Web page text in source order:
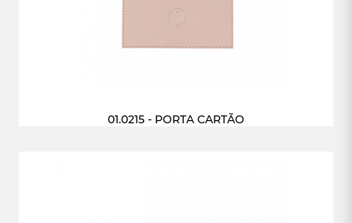
01.0215 - PORTA CARTÃO